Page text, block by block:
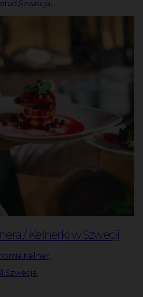
,Szwecja,
/ Kelnerki w Szwecji
,Kelner,
,Szwecja,